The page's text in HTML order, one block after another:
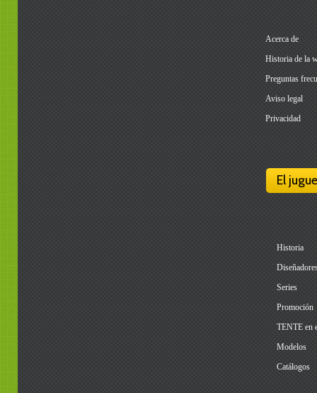
Acerca de
Historia de la
Preguntas
Aviso legal
Privacidad
El
Historia
Series
Promoción
TENTE en
Modelos
Catálogos